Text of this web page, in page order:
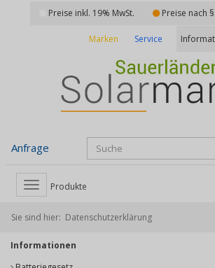
Preise inkl. 19% MwSt. Preise nach §
Marken Service
Anfrage
Toggle
navigation
Produkte
Sie sind hier: Datenschutzerklärung
Informationen